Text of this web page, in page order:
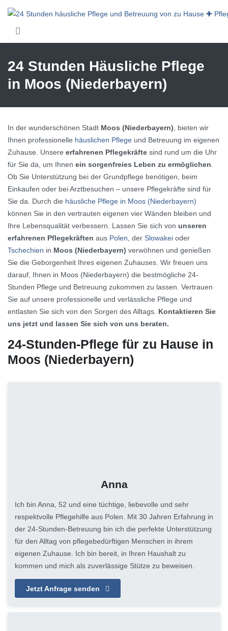
24 Stunden Häusliche Pflege
in Moos (Niederbayern)
In der wunderschönen Stadt Moos (Niederbayern), bieten wir
Ihnen professionelle häuslichen Pflege und Betreuung im eigenen
Zuhause. Unsere erfahrenen Pflegekräfte sind rund um die Uhr
für Sie da, um Ihnen ein sorgenfreies Leben zu ermöglichen.
Ob Sie Unterstützung bei der Grundpflege benötigen, beim
Einkaufen oder bei Arztbesuchen – unsere Pflegekräfte sind für
Sie da. Durch die häusliche Pflege in Moos (Niederbayern)
können Sie in den vertrauten eigenen vier Wänden bleiben und
Ihre Lebensqualität verbessern. Lassen Sie sich von unseren
erfahrenen Pflegekräften aus Polen, der Slowakei oder
Tschechien in Moos (Niederbayern) verwöhnen und genießen
Sie die Geborgenheit Ihres eigenen Zuhauses. Wir freuen uns
darauf, Ihnen in Moos (Niederbayern) die bestmögliche 24-
Stunden Pflege und Betreuung zukommen zu lassen. Vertrauen
Sie auf unsere professionelle und verlässliche Pflege und
entlasten Sie sich von den Sorgen des Alltags. Kontaktieren Sie
uns jetzt und lassen Sie sich von uns beraten.
24-Stunden-Pflege für zu Hause in
Moos (Niederbayern)
Anna
Ich bin Anna, 52 und eine tüchtige, liebevolle und sehr
respektvolle Pflegehilfe aus Polen. Mit 30 Jahren Erfahrung in
der 24-Stunden-Betreuung bin ich die perfekte Unterstützung
für den Alltag von pflegebedürftigen Menschen in ihrem
eigenen Zuhause. Ich bin bereit, in Ihren Haushalt zu
kommen und mich als zuverlässige Stütze zu beweisen.
Jetzt Anfrage senden